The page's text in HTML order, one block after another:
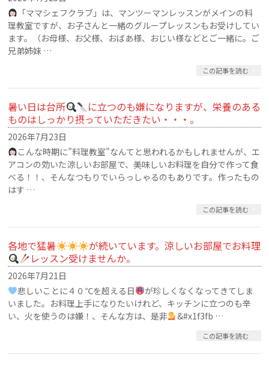
「ママシェフクラブ」は、マンツーマンレッスンがメインの料
理教室ですが、お子さんと一緒のグループレッスンもお受けしてい
ます。（お母様、お父様、おばあ様、おじい様などとご一緒に。ご
兄弟姉妹 …
この記事を読む
暑い日は台所
に立つのも嫌になりますが、栄養のある
ものはしっかり摂っていただきたい・・・。
2026年7月23日
こんな時期に”料理教室”なんてと思われるかもしれませんが、エ
アコンの効いた涼しいお部屋で、美味しいお料理を自分で作って食
べる！！、そんなつもりでいらっしゃるのもありです。作ったもの
はす …
この記事を読む
各地で猛暑
が続いています。涼しいお部屋でお料理
レッスン受けませんか。
2026年7月21日
悲しいことに４０℃を超える日
が珍しくなくなってきてしま
いました。お料理上手になりたいけれど、キッチンに立つのも辛
い、火を使うのは嫌！、そんな方は、是非
&#x1f3fb …
この記事を読む